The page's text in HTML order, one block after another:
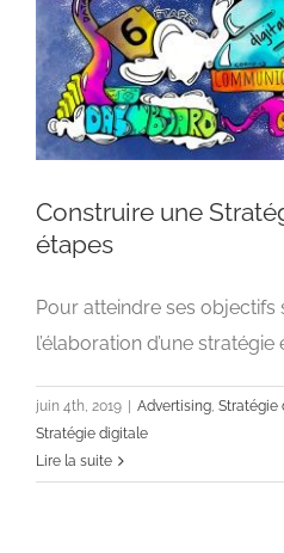
Construire une
Advertising Stratégie de
Construire une
étapes
Pour atteindre ses objectifs
l’élaboration d’une
juin 4th, 2019 Advertising, Stratégie
Stratégie digitale
Lire la suite